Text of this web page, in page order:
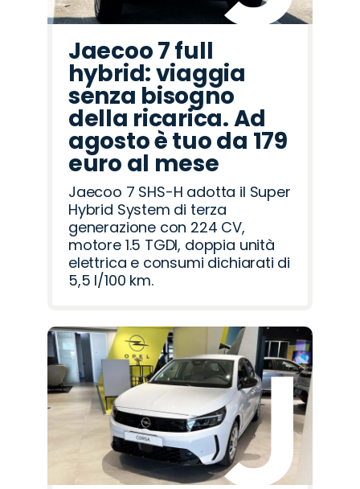
Jaecoo 7 full
hybrid: viaggia
senza bisogno
della ricarica. Ad
agosto è tuo da 179
euro al mese
Jaecoo 7 SHS-H adotta il Super
Hybrid System di terza
generazione con 224 CV,
motore 1.5 TGDI, doppia unità
elettrica e consumi dichiarati di
5,5 l/100 km.